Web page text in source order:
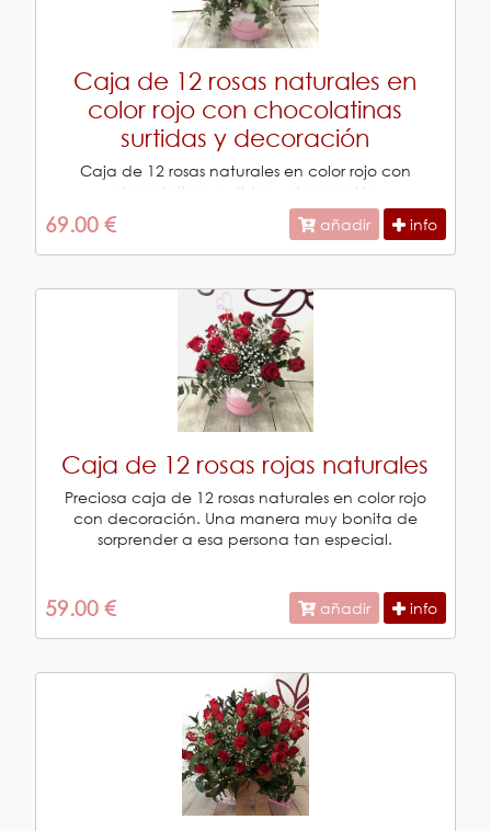
Caja de 12 rosas naturales en
color rojo con chocolatinas
surtidas y decoración
Caja de 12 rosas naturales en color rojo con
chocolatinas surtidas y decoración
69.00 € añadir info
Caja de 12 rosas rojas naturales
Preciosa caja de 12 rosas naturales en color rojo
con decoración. Una manera muy bonita de
sorprender a esa persona tan especial.
59.00 € añadir info